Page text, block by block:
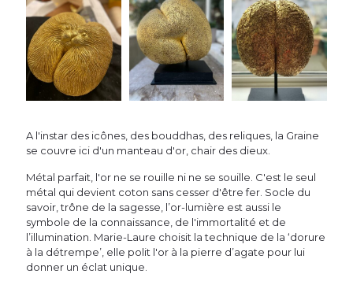
A l'instar des icônes, des bouddhas, des reliques, la Graine
se couvre ici d'un manteau d'or, chair des dieux.
Métal parfait, l'or ne se rouille ni ne se souille. C'est le seul
métal qui devient coton sans cesser d'être fer. Socle du
savoir, trône de la sagesse, l’or-lumière est aussi le
symbole de la connaissance, de l'immortalité et de
l’illumination. Marie-Laure choisit la technique de la ‘dorure
à la détrempe’, elle polit l'or à la pierre d’agate pour lui
donner un éclat unique.